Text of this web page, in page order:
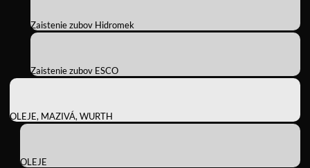
Zaistenie zubov Hidromek
Zaistenie zubov ESCO
OLEJE, MAZIVÁ, WURTH
OLEJE